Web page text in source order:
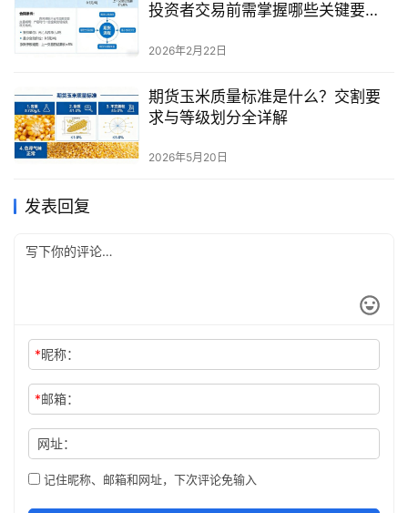
投资者交易前需掌握哪些关键要
2026年2月22日
期货玉米质量标准是什么？交割要
求与等级划分全详解
2026年5月20日
发表回复
*昵称：
*邮箱：
网址：
记住昵称、邮箱和网址，下次评论免输入